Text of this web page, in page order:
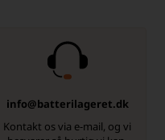
info@batterilageret.dk
Kontakt os via e-mail, og vi